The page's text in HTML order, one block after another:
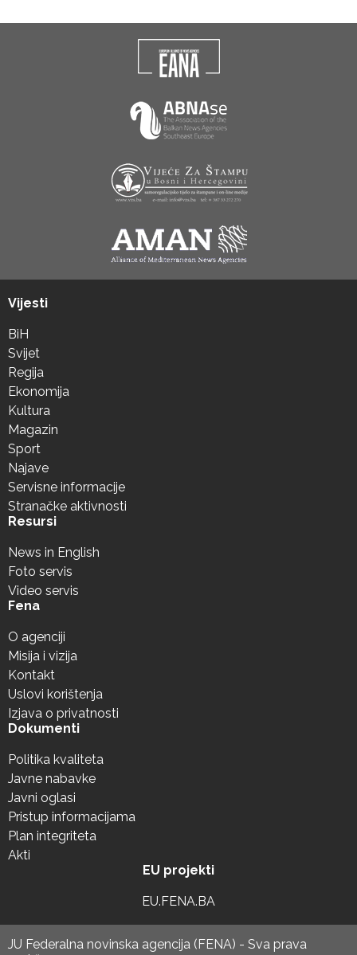
Vijesti
BiH
Svijet
Regija
Ekonomija
Kultura
Magazin
Sport
Najave
Servisne informacije
Stranačke aktivnosti
Resursi
News in English
Foto servis
Video servis
Fena
O agenciji
Misija i vizija
Kontakt
Uslovi korištenja
Izjava o privatnosti
Dokumenti
Politika kvaliteta
Javne nabavke
Javni oglasi
Pristup informacijama
Plan integriteta
Akti
EU projekti
EU.FENA.BA
JU Federalna novinska agencija (FENA) - Sva prava